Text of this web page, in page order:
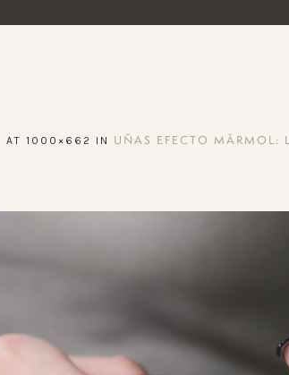
AT 1000×662 IN
UÑAS EFECTO MÁRMOL: